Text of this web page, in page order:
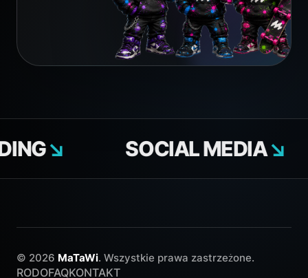
↘ SOCIAL MEDIA↘
© 2026 MaTaWi. Wszystkie prawa zastrzeżone.
RODOFAQKONTAKT